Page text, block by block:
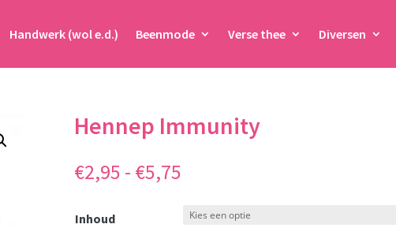
Handwerk (wol e.d.) Beenmode Verse thee Diversen
Hennep Immunity
€2,95 - €5,75Prijsklasse:
tot
Inhoud